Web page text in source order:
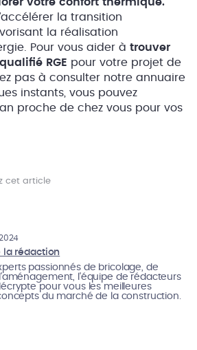
la transition
la réalisation
Pour vous aider à trouver
RGE pour votre projet de
pas à consulter notre annuaire
instants, vous pouvez
proche de chez vous pour vos
cet article
la rédaction
passionnés de bricolage, de
l'équipe de rédacteurs
pour vous les meilleures
du marché de la construction.